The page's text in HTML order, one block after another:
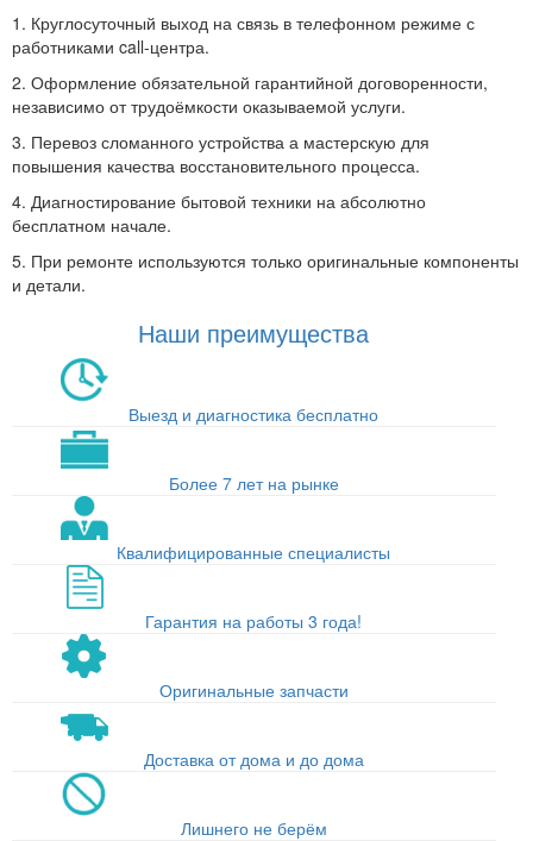
1. Круглосуточный выход на связь в телефонном режиме с
работниками call-центра.
2. Оформление обязательной гарантийной договоренности,
независимо от трудоёмкости оказываемой услуги.
3. Перевоз сломанного устройства а мастерскую для
повышения качества восстановительного процесса.
4. Диагностирование бытовой техники на абсолютно
бесплатном начале.
5. При ремонте используются только оригинальные компоненты
и детали.
Наши преимущества
Выезд и диагностика бесплатно
Более 7 лет на рынке
Квалифицированные специалисты
Гарантия на работы 3 года!
Оригинальные запчасти
Доставка от дома и до дома
Лишнего не берём